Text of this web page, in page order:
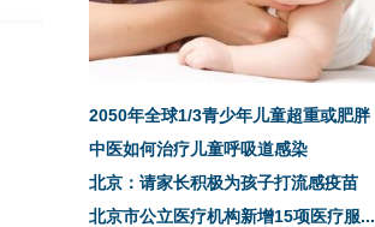
2050年全球1/3青少年儿童超重或肥胖
中医如何治疗儿童呼吸道感染
北京：请家长积极为孩子打流感疫苗
北京市公立医疗机构新增15项医疗服...